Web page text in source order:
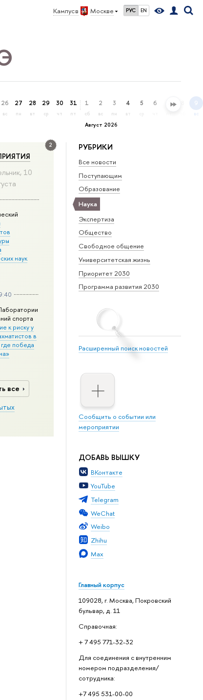
Кампус в Москве РУС EN
26
вс
27
пн
28
вт
29
ср
30
чт
31
пт
Август 2026
1
сб
2
вс
3
пн
4
вт
5 6 7 9
вс
РУБРИКИ
Все новости
Поступающим
Образование
Наука
Экспертиза
Общество
Свободное общение
Университетская жизнь
Приоритет 2030
Программа развития 2030
Расширенный поиск новостей
Сообщить о событии или
мероприятии
ДОБАВЬ ВЫШКУ
ВКонтакте
YouTube
Telegram
WeChat
Weibo
Zhihu
Max
Главный корпус
109028, г. Москва, Покровский
бульвар, д. 11
Справочная:
+ 7 495 771-32-32
Для соединения с внутренним
номером подразделения/
сотрудника:
+7 495 531-00-00
2
10
наук
спорта
к риску у
в
где победа
все